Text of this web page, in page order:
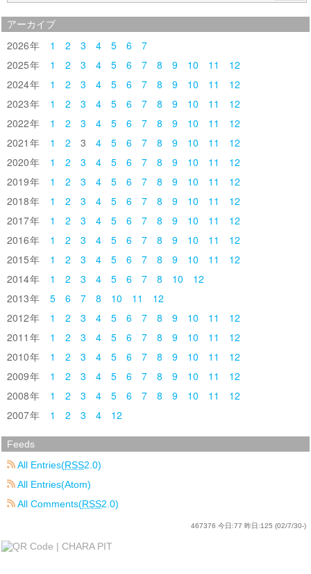
アーカイブ
2026 1 2 3 4 5 6
7
2025
1 2 3 4 5 6 7 8 9 10 11
12
2024
1 2 3 4 5 6 7 8 9 10 11
12
2023
1 2 3 4 5 6 7 8 9 10 11
12
2022
1 2 3 4 5 6 7 8 9 10 11
12
2021
1 2 3 4 5 6 7 8 9 10 11
12
2020
1 2 3 4 5 6 7 8 9 10 11
12
2019
1 2 3 4 5 6 7 8 9 10 11
12
2018
1 2 3 4 5 6 7 8 9 10 11
12
2017
1 2 3 4 5 6 7 8 9 10 11
12
2016
1 2 3 4 5 6 7 8 9 10 11
12
2015
1 2 3 4 5 6 7 8 9 10 11
12
2014
1 2 3 4 5 6 7 8 10
12
2013
5 6 7 8 10 11
12
2012
1 2 3 4 5 6 7 8 9 10 11
12
2011
1 2 3 4 5 6 7 8 9 10 11
12
2010
1 2 3 4 5 6 7 8 9 10 11
12
2009
1 2 3 4 5 6 7 8 9 10 11
12
2008
1 2 3 4 5 6 7 8 9 10 11
12
2007
1 2 3 4 12
Feeds
All Entries(RSS2.0)
All Entries(Atom)
All Comments(RSS2.0)
467376 今日:77 昨日:125 (02/7/30-)